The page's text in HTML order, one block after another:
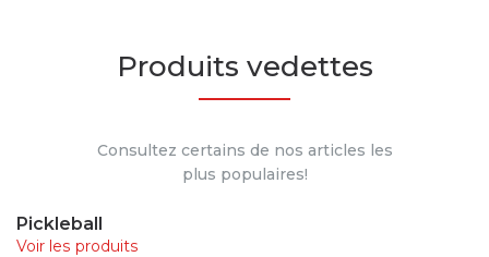
Produits vedettes
Consultez certains de nos articles les
plus populaires!
Pickleball
Voir les produits